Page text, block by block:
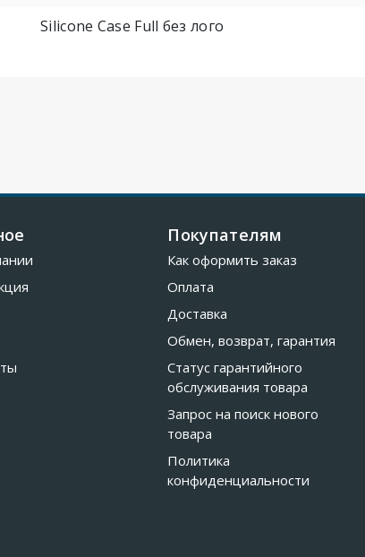
Silicone Case Full без лого
Покупателям
Как оформить заказ
Оплата
Доставка
Обмен, возврат, гарантия
Статус гарантийного
обслуживания товара
Запрос на поиск нового
товара
Политика
конфиденциальности